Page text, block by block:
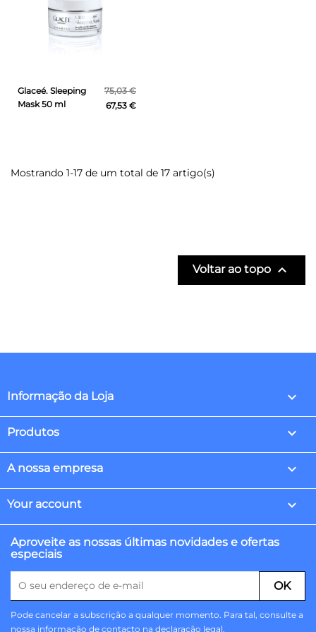
Glaceé. Sleeping
Mask 50 ml
75,03 €
67,53 €
Mostrando 1-17 de um total de 17 artigo(s)
Voltar ao topo 
Informação da Loja keyboard_arrow_down
Produtos 
A nossa empresa 
Your account 
Aproveite as nossas últimas novidades e ofertas
especiais
Pode cancelar a subscrição a qualquer momento. Para tal, consulte a
nossa informação de contacto na declaração legal.